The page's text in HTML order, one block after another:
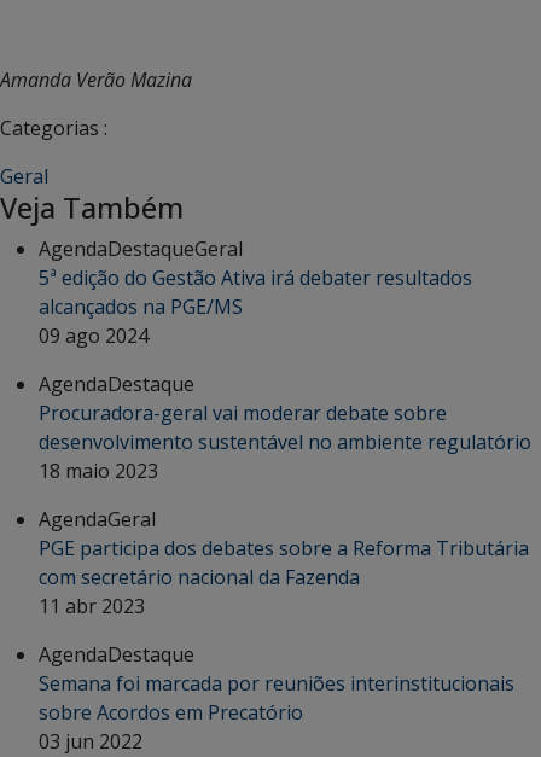
Amanda Verão Mazina
Categorias :
Geral
Veja Também
AgendaDestaqueGeral
5ª edição do Gestão Ativa irá debater resultados
alcançados na PGE/MS
09 ago 2024
AgendaDestaque
Procuradora-geral vai moderar debate sobre
desenvolvimento sustentável no ambiente regulatório
18 maio 2023
AgendaGeral
PGE participa dos debates sobre a Reforma Tributária
com secretário nacional da Fazenda
11 abr 2023
AgendaDestaque
Semana foi marcada por reuniões interinstitucionais
sobre Acordos em Precatório
03 jun 2022